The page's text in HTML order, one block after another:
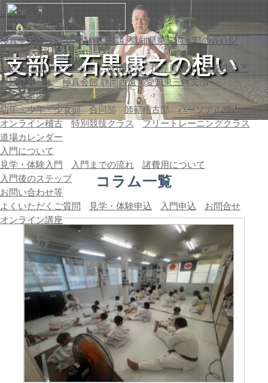
HOME
西遠･東三河支部
極真空手について
静岡県西遠･愛知県東三河支部の各道場
支部長メッセージ
支部長 石黒康之の想い
道場理念 指導員紹介
道場生の声
昇段レポート
極真会館 静岡西遠・愛知東三河支部
クラス案内
幼年・少年・少女部
合同部 師範稽古部
パーソナル稽古
オンライン稽古
特別競技クラス
フリートレーニングクラス
道場カレンダー
入門について
見学・体験入門
入門までの流れ
諸費用について
入門後のステップ
お問い合わせ等
よくいただくご質問
見学・体験申込 入門申込
お問合せ
オンライン講座
支部長 石黒康之の想い
コラム一覧